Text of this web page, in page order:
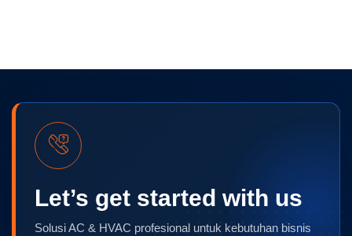
Let’s get started with us
Solusi AC & HVAC profesional untuk kebutuhan bisnis